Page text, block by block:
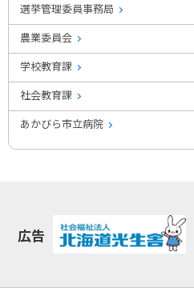
選挙管理委員事務局
農業委員会
学校教育課
社会教育課
あかびら市立病院
広告